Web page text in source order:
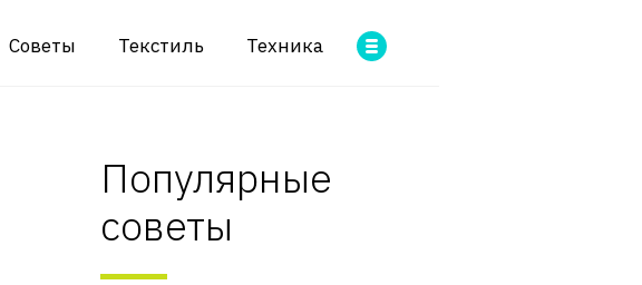
Советы Текстиль Техника
Популярные
советы